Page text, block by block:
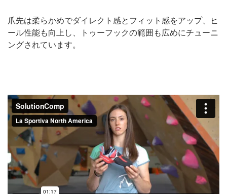
爪先は柔らかめでダイレクト感とフィット感をアップ、ヒ
ール性能も向上し、トゥーフックの範囲も広めにチューニ
ングされています。